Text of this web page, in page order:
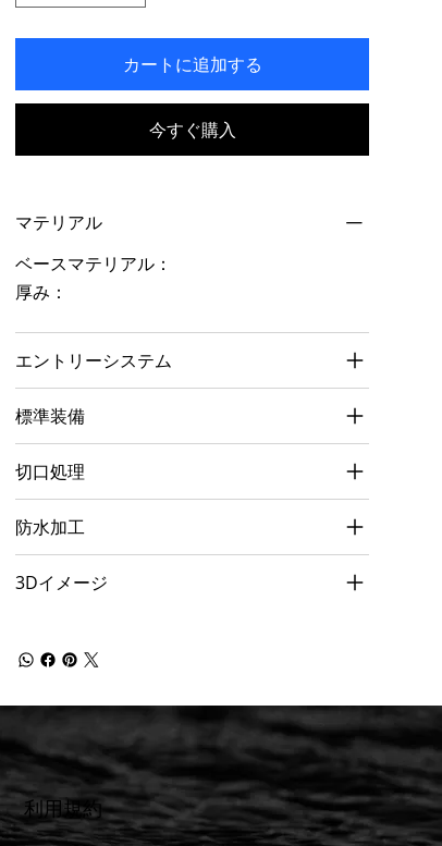
カートに追加する
今すぐ購入
マテリアル
ベースマテリアル：
厚み：
エントリーシステム
標準装備
切口処理
防水加工
3Dイメージ
​利用規約